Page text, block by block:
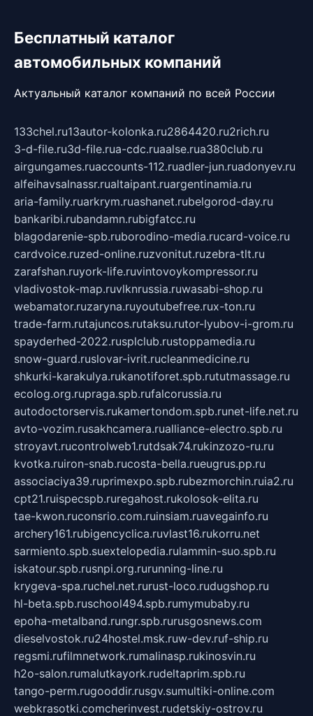
Бесплатный каталог
автомобильных компаний
Актуальный каталог компаний по всей России
133chel.ru13autor-kolonka.ru2864420.ru2rich.ru
3-d-file.ru3d-file.rua-cdc.ruaalse.rua380club.ru
airgungames.ruaccounts-112.ruadler-jun.ruadonyev.ru
alfeihavsalnassr.rualtaipant.ruargentinamia.ru
aria-family.ruarkrym.ruashanet.rubelgorod-day.ru
bankaribi.rubandamn.rubigfatcc.ru
blagodarenie-spb.ruborodino-media.rucard-voice.ru
cardvoice.ruzed-online.ruzvonitut.ruzebra-tlt.ru
zarafshan.ruyork-life.ruvintovoykompressor.ru
vladivostok-map.ruvlknrussia.ruwasabi-shop.ru
webamator.ruzaryna.ruyoutubefree.rux-ton.ru
trade-farm.rutajuncos.rutaksu.rutor-lyubov-i-grom.ru
spayderhed-2022.rusplclub.rustoppamedia.ru
snow-guard.ruslovar-ivrit.rucleanmedicine.ru
shkurki-karakulya.rukanotiforet.spb.rututmassage.ru
ecolog.org.rupraga.spb.rufalcorussia.ru
autodoctorservis.rukamertondom.spb.runet-life.net.ru
avto-vozim.rusakhcamera.rualliance-electro.spb.ru
stroyavt.rucontrolweb1.rutdsak74.rukinzozo-ru.ru
kvotka.ruiron-snab.rucosta-bella.rueugrus.pp.ru
associaciya39.ruprimexpo.spb.rubezmorchin.ruia2.ru
cpt21.ruispecspb.ruregahost.rukolosok-elita.ru
tae-kwon.ruconsrio.com.ruinsiam.ruavegainfo.ru
archery161.rubigencyclica.ruvlast16.rukorru.net
sarmiento.spb.suextelopedia.rulammin-suo.spb.ru
iskatour.spb.rusnpi.org.rurunning-line.ru
krygeva-spa.ruchel.net.rurust-loco.rudugshop.ru
hl-beta.spb.ruschool494.spb.rumymubaby.ru
epoha-metalband.rungr.spb.rurusgosnews.com
dieselvostok.ru24hostel.msk.ruw-dev.ruf-ship.ru
regsmi.rufilmnetwork.rumalinasp.rukinosvin.ru
h2o-salon.rumalutkayork.rudeltaprim.spb.ru
tango-perm.rugooddir.rusgv.sumultiki-online.com
webkrasotki.comcherinvest.rudetskiy-ostrov.ru